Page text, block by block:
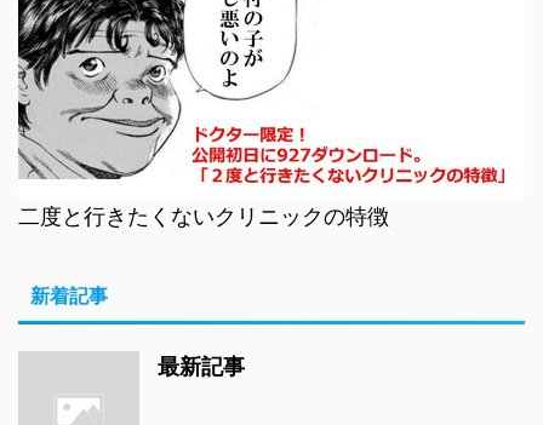
二度と行きたくないクリニックの特徴
新着記事
最新記事